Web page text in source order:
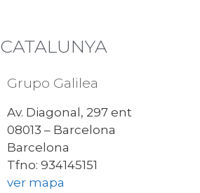
CATALUNYA
Grupo Galilea
Av. Diagonal, 297 ent
08013 – Barcelona
Barcelona
Tfno: 934145151
ver mapa